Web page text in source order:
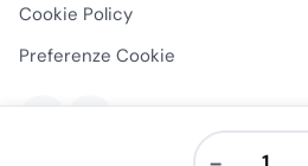
Cookie Policy
Preferenze Cookie